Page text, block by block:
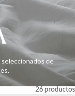
de
26 productos